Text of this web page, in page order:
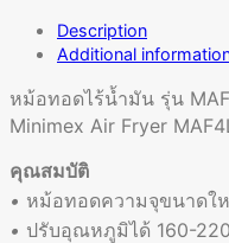
Description
Additional
หม้อทอดไร้น้ำมัน รุ่น
Minimex Air Fryer
คุณสมบัติ
• หม้อทอดความจุขนาดใ
• ปรับอุณหภูมิได้ 160-